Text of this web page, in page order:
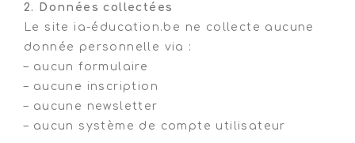
2. Données collectées
Le site ia-éducation.be ne collecte aucune
donnée personnelle via :
– aucun formulaire
– aucune inscription
– aucune newsletter
– aucun système de compte utilisateur